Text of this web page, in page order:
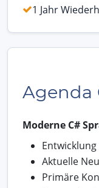
1 Jahr
Agenda
Moderne C#
Aktuelle
Primäre